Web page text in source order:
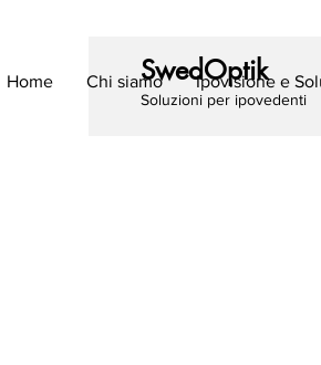
SwedOptik
Soluzioni per ipovedenti
Home Chi siamo Ipovisione e